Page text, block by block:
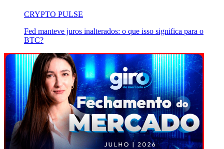
CRYPTO PULSE
Fed manteve juros inalterados: o que isso significa para o
BTC?